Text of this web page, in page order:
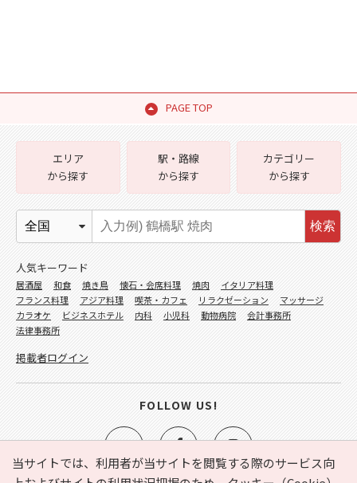
PAGE TOP
当サイトでは、利用者が当サイトを閲覧する際のサービス向
エリア
から探す
駅・路線
から探す
カテゴリー
から探す
検索
人気キーワード
居酒屋 和食 焼き鳥 懐石・会席料理 焼肉
イタリア料理
フランス料理
アジア料理 喫茶・カフェ リラクゼーション
マッサージ
カラオケ
ビジネスホテル 内科 小児科 動物病院
会計事務所
法律事務所
掲載者ログイン
FOLLOW US!